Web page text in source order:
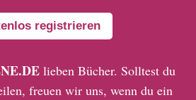
registrieren
lieben Bücher. Solltest du
freuen wir uns, wenn du ein